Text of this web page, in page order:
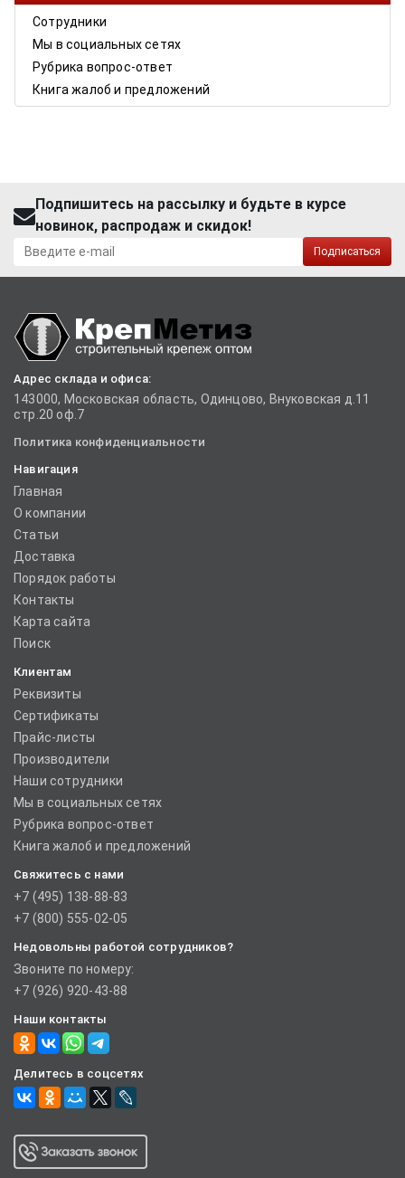
Сотрудники
Мы в социальных сетях
Рубрика вопрос-ответ
Книга жалоб и предложений
Подпишитесь на рассылку и будьте в курсе
новинок, распродаж и скидок!
Подписаться
Адрес склада и офиса:
143000, Московская область, Одинцово, Внуковская д.11
стр.20 оф.7
Политика конфиденциальности
Навигация
Главная
О компании
Статьи
Доставка
Порядок работы
Контакты
Карта сайта
Поиск
Клиентам
Реквизиты
Сертификаты
Прайс-листы
Производители
Наши сотрудники
Мы в социальных сетях
Рубрика вопрос-ответ
Книга жалоб и предложений
Свяжитесь с нами
+7 (495) 138-88-83
+7 (800) 555-02-05
Недовольны работой сотрудников?
Звоните по номеру:
+7 (926) 920-43-88
Наши контакты
Делитесь в соцсетях